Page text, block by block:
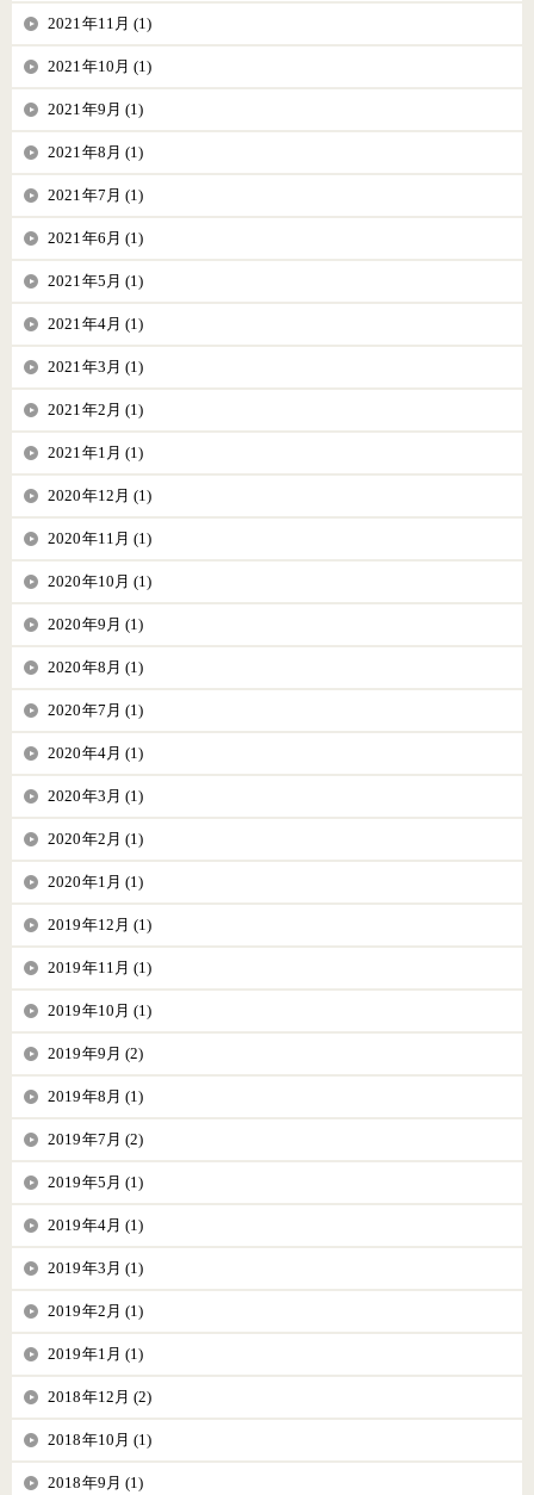
2021年11月 (1)
2021年10月 (1)
2021年9月 (1)
2021年8月 (1)
2021年7月 (1)
2021年6月 (1)
2021年5月 (1)
2021年4月 (1)
2021年3月 (1)
2021年2月 (1)
2021年1月 (1)
2020年12月 (1)
2020年11月 (1)
2020年10月 (1)
2020年9月 (1)
2020年8月 (1)
2020年7月 (1)
2020年4月 (1)
2020年3月 (1)
2020年2月 (1)
2020年1月 (1)
2019年12月 (1)
2019年11月 (1)
2019年10月 (1)
2019年9月 (2)
2019年8月 (1)
2019年7月 (2)
2019年5月 (1)
2019年4月 (1)
2019年3月 (1)
2019年2月 (1)
2019年1月 (1)
2018年12月 (2)
2018年10月 (1)
2018年9月 (1)